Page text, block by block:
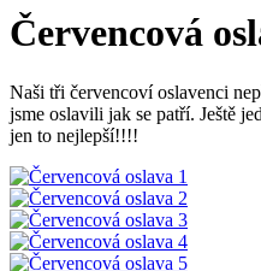
Červencová
Naši tři červencoví oslavenci
jsme oslavili jak se patří. Ještě
jen to nejlepší!!!!